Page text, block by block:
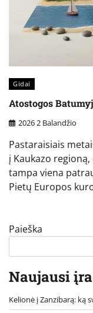
Gidai
Atostogos
2026 2 Balandžio
Pastaraisiais
į Kaukazo
tampa viena
Pietų Europos
Paieška
Naujausi
Kelionė į Zanzibarą: ką